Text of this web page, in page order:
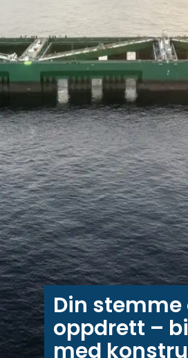
Din stemme
oppdrett –
med